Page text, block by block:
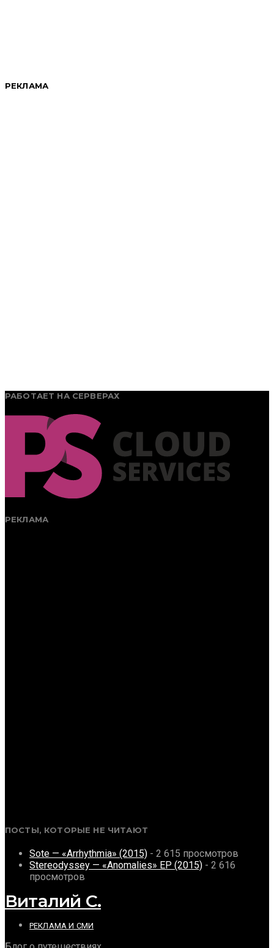
РЕКЛАМА
РАБОТАЕТ НА СЕРВЕРАХ
РЕКЛАМА
ПОСТЫ, КОТОРЫЕ НЕ ЧИТАЮТ
Sote — «Arrhythmia» (2015) - 2 615 просмотров
Stereodyssey — «Anomalies» EP (2015) - 2 616
просмотров
Виталий С.
РЕКЛАМА И СМИ